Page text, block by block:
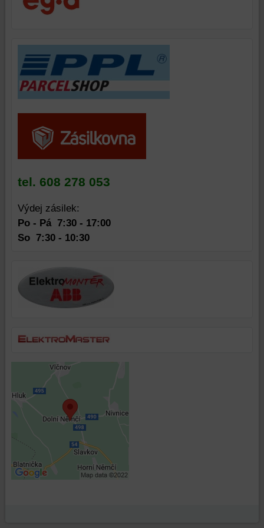
tel. 608 278 053
Výdej zásilek:
Po - Pá 7:30 - 17:00
So7:30 - 10:30
bez
přihlášení,
a/nebo
zdroje
třetích
stran,